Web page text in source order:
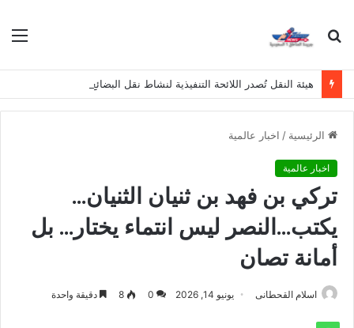
بحث
الرئيسية / اخبار عالمية
اخبار عالمية
تركي بن فهد بن ثنيان الثنيان…
يكتب…النصر ليس انتماء يختار… بل
أمانة تصان
اسلام القحطانى يونيو 14, 2026 0
8 دقيقة واحدة